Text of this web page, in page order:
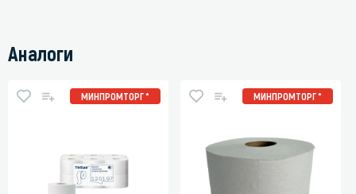
Аналоги
МИНПРОМТОРГ * МИНПРОМТОРГ *